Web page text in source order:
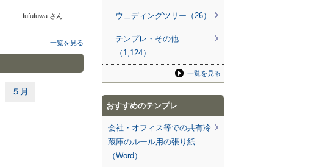
fufufuwa さん
一覧を見る
５月
ウェディングツリー（26）
テンプレ・その他
（1,124）
一覧を見る
おすすめのテンプレ
会社・オフィス等での共有冷
蔵庫のルール用の張り紙
（Word）